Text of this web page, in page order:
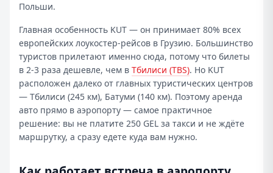
Польши.
Главная особенность KUT — он принимает 80% всех
европейских лоукостер-рейсов в Грузию. Большинство
туристов прилетают именно сюда, потому что билеты
в 2-3 раза дешевле, чем в Тбилиси (TBS). Но KUT
расположен далеко от главных туристических центров
— Тбилиси (245 км), Батуми (140 км). Поэтому аренда
авто прямо в аэропорту — самое практичное
решение: вы не платите 250 GEL за такси и не ждёте
маршрутку, а сразу едете куда вам нужно.